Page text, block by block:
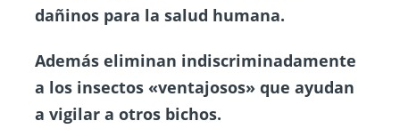
dañinos para la salud humana.
Además eliminan indiscriminadamente
a los insectos «ventajosos» que ayudan
a vigilar a otros bichos.